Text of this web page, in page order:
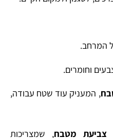
המרחב.
וחומרים.
, המעניק עוד שטח עבודה,
צביעת מטבח, שמצריכות